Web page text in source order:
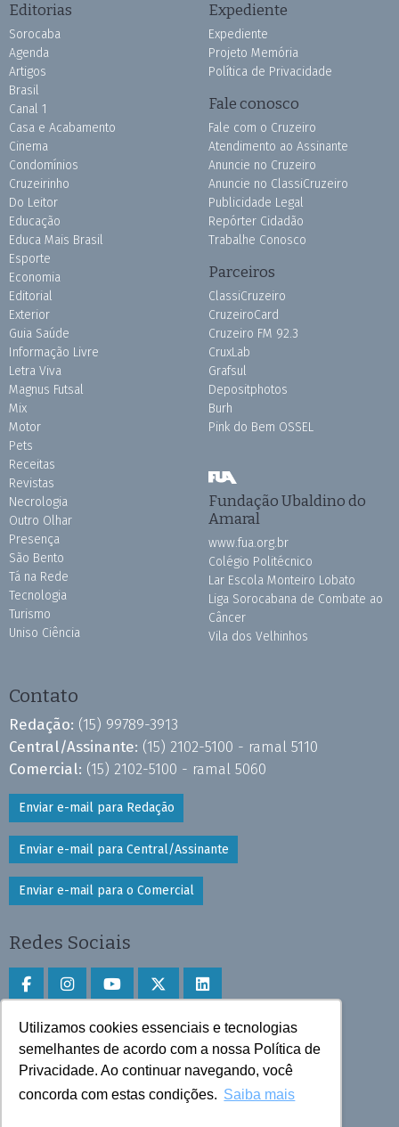
Utilizamos cookies essenciais e tecnologias
semelhantes de acordo com a nossa Política de
Privacidade. Ao continuar navegando, você
concorda com estas condições. Saiba mais
Editorias
Sorocaba
Agenda
Artigos
Brasil
Canal 1
Casa e Acabamento
Cinema
Condomínios
Cruzeirinho
Do Leitor
Educação
Educa Mais Brasil
Esporte
Economia
Editorial
Exterior
Guia Saúde
Informação Livre
Letra Viva
Magnus Futsal
Mix
Motor
Pets
Receitas
Revistas
Necrologia
Outro Olhar
Presença
São Bento
Tá na Rede
Tecnologia
Turismo
Uniso Ciência
Expediente
Expediente
Projeto Memória
Política de Privacidade
Fale conosco
Fale com o Cruzeiro
Atendimento ao Assinante
Anuncie no Cruzeiro
Anuncie no ClassiCruzeiro
Publicidade Legal
Repórter Cidadão
Trabalhe Conosco
Parceiros
ClassiCruzeiro
CruzeiroCard
Cruzeiro FM 92.3
CruxLab
Grafsul
Depositphotos
Burh
Pink do Bem OSSEL
Fundação Ubaldino do
Amaral
www.fua.org.br
Colégio Politécnico
Lar Escola Monteiro Lobato
Liga Sorocabana de Combate ao
Câncer
Vila dos Velhinhos
Contato
Redação: (15) 99789-3913
Central/Assinante: (15) 2102-5100 - ramal 5110
Comercial: (15) 2102-5100 - ramal 5060
Enviar e-mail para Redação
Enviar e-mail para Central/Assinante
Enviar e-mail para o Comercial
Redes Sociais
Faça download do aplicativo
Play Store e App Store